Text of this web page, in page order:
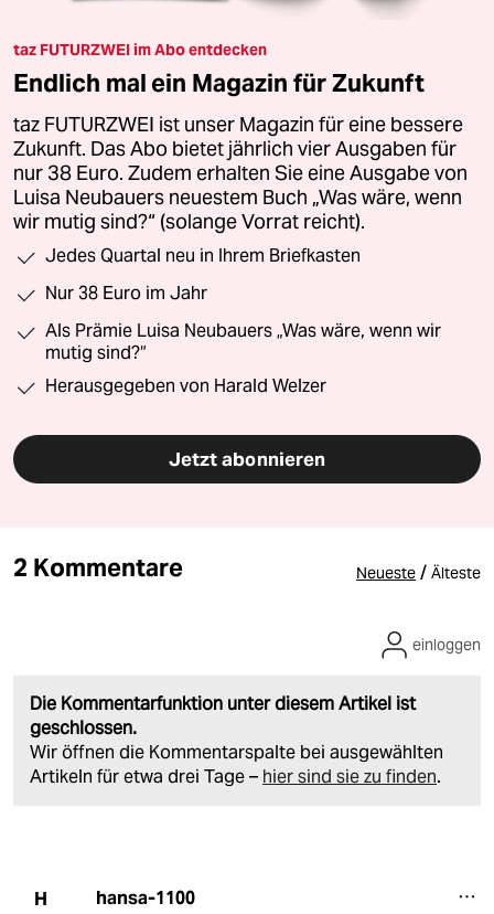
taz FUTURZWEI im Abo entdecken
Endlich mal ein Magazin für Zukunft
taz FUTURZWEI ist unser Magazin für eine bessere
Zukunft. Das Abo bietet jährlich vier Ausgaben für
nur 38 Euro. Zudem erhalten Sie eine Ausgabe von
Luisa Neubauers neuestem Buch „Was wäre, wenn
wir mutig sind?“ (solange Vorrat reicht).
Jedes Quartal neu in Ihrem Briefkasten
Nur 38 Euro im Jahr
Als Prämie Luisa Neubauers „Was wäre, wenn wir
mutig sind?“
Herausgegeben von Harald Welzer
Jetzt abonnieren
2 Kommentare Neueste / Älteste
Die Kommentarfunktion unter diesem Artikel ist
geschlossen.
Wir öffnen die Kommentarspalte bei ausgewählten
Artikeln für etwa drei Tage – hier sind sie zu finden.
einloggen
H hansa-1100